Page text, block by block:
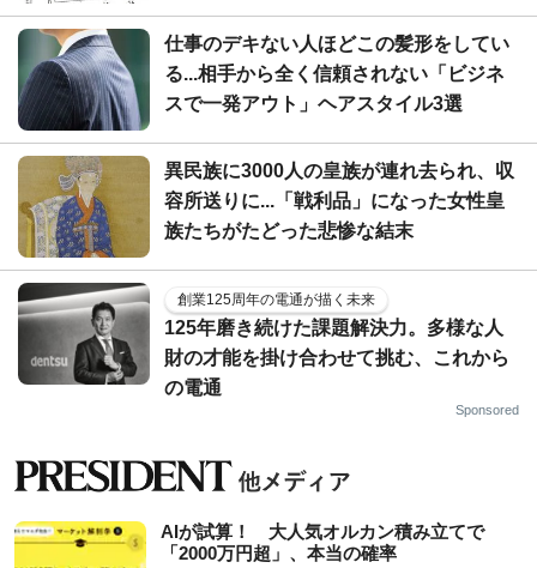
仕事のデキない人ほどこの髪形をしてい
る...相手から全く信頼されない「ビジネ
スで一発アウト」ヘアスタイル3選
異民族に3000人の皇族が連れ去られ、収
容所送りに...「戦利品」になった女性皇
族たちがたどった悲惨な結末
創業125周年の電通が描く未来
125年磨き続けた課題解決力。多様な人
財の才能を掛け合わせて挑む、これから
の電通
Sponsored
AIが試算！ 大人気オルカン積み立てで
「2000万円超」、本当の確率